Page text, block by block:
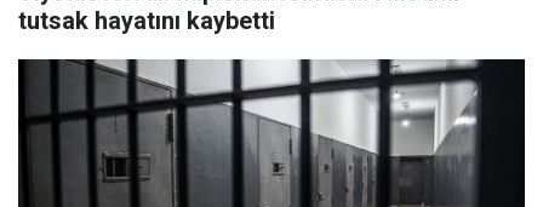
tutsak hayatını kaybetti